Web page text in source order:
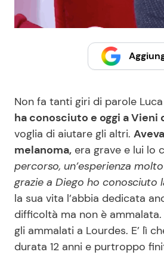
Non fa tanti giri di parole
ha conosciuto e oggi a Vieni
voglia di aiutare gli altri.
melanoma, era grave e lui lo
percorso, un’esperienza
grazie a Diego ho conosciuto
la sua vita l’abbia dedicata
difficoltà ma non è
gli ammalati a Lourdes. E’ lì
durata 12 anni e purtroppo